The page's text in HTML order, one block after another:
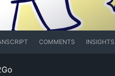
COMMENTS INSIGHTS